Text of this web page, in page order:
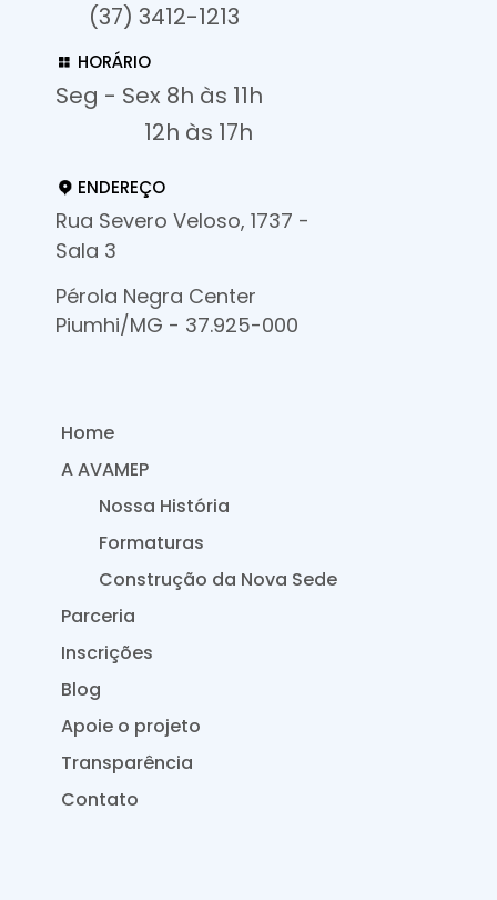
(37) 3412-1213
HORÁRIO
Seg - Sex 8h às 11h
12h às 17h
ENDEREÇO
Rua Severo Veloso, 1737 -
Sala 3
Pérola Negra Center
Piumhi/MG - 37.925-000
Home
A AVAMEP
Nossa História
Formaturas
Construção da Nova Sede
Parceria
Inscrições
Blog
Apoie o projeto
Transparência
Contato